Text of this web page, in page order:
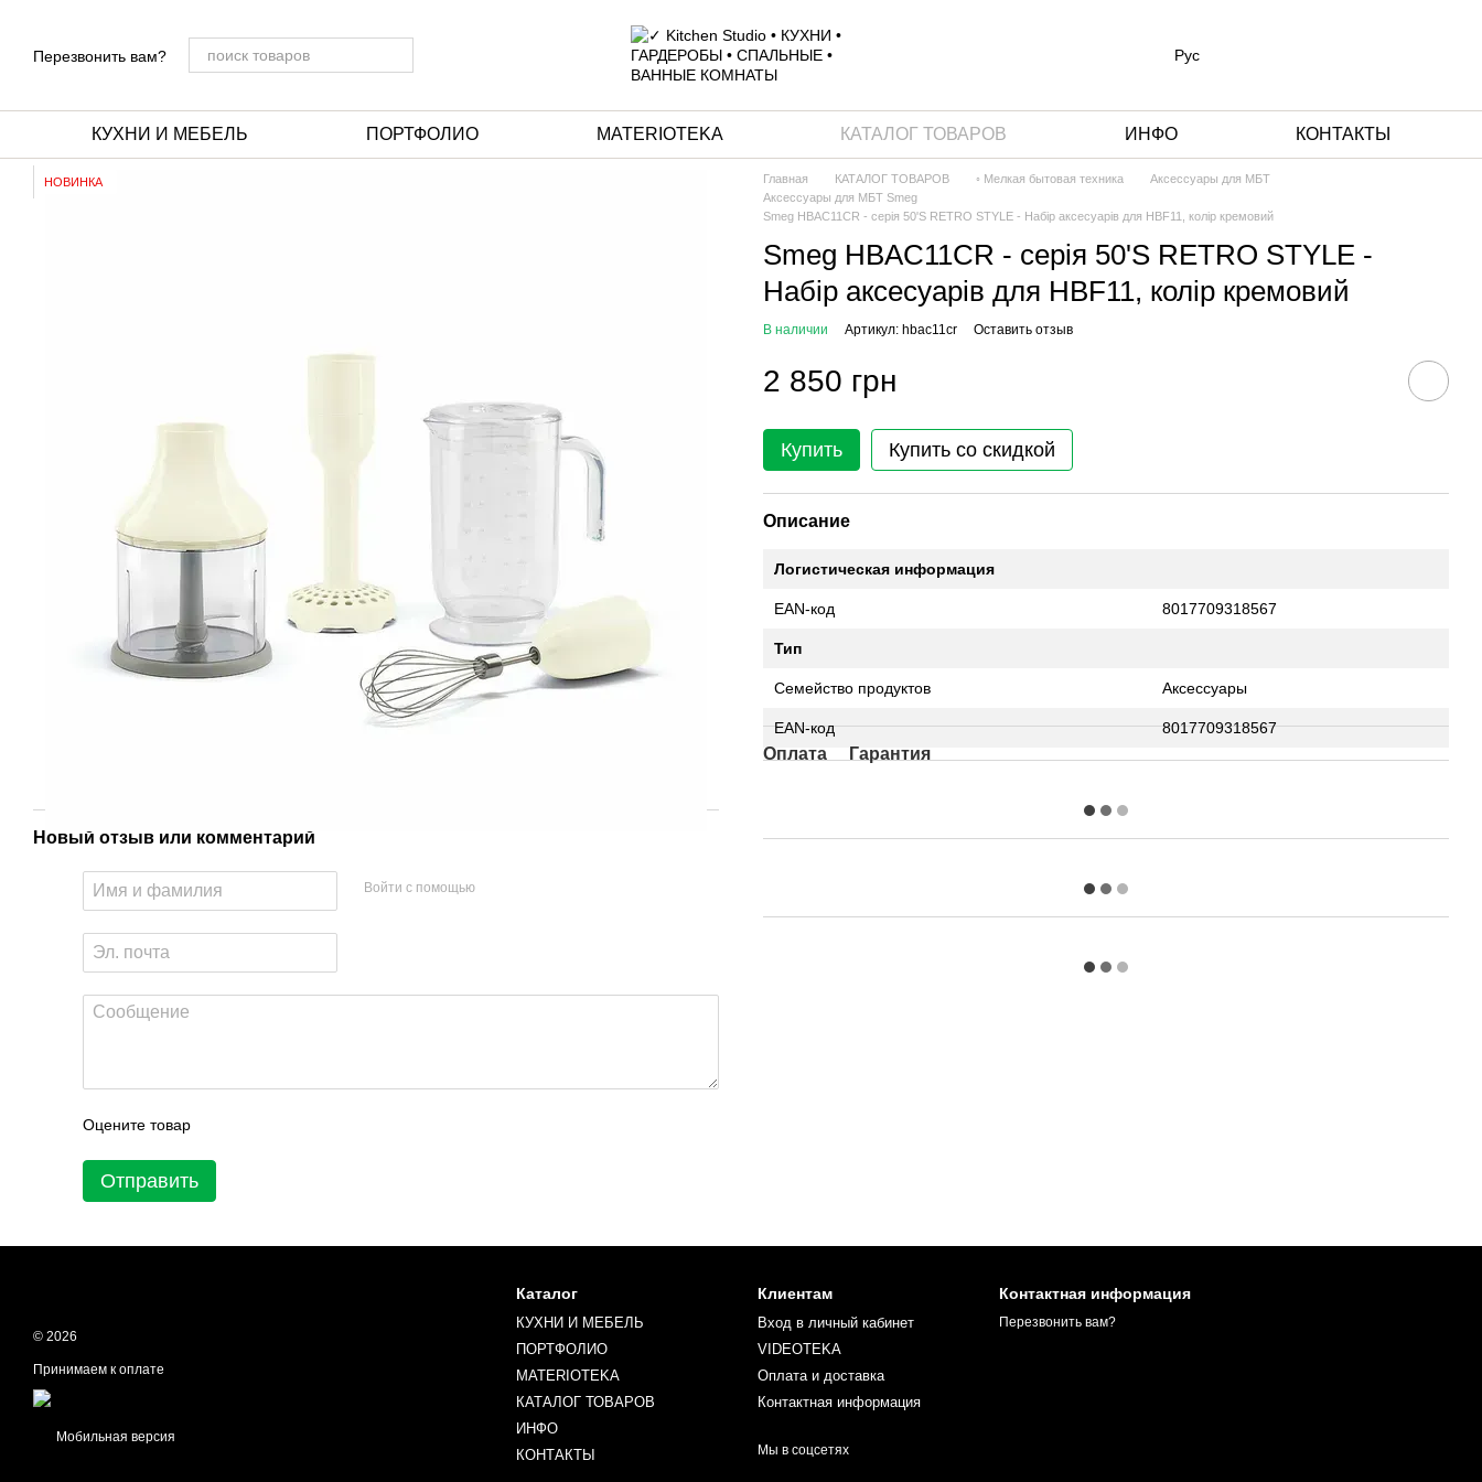
Перезвонить вам? Рус
КУХНИ И МЕБЕЛЬ ПОРТФОЛИО MATERIOTEKA КАТАЛОГ ТОВАРОВ ИНФО КОНТАКТЫ
НОВИНКА
Новый отзыв или комментарий
Войти с помощью
Оцените товар
Отправить
Главная КАТАЛОГ ТОВАРОВ ◦ Мелкая бытовая техника
Аксессуары для МБТ
Аксессуары для МБТ Smeg
Smeg HBAC11CR - серія 50'S RETRO STYLE - Набір аксесуарів для HBF11, колір кремовий
Smeg HBAC11CR - серія 50'S RETRO STYLE -
Набір аксесуарів для HBF11, колір кремовий
В наличии Артикул: hbac11cr Оставить отзыв
2 850 грн
Купить Купить со скидкой
Описание
Логистическая информация
EAN-код 8017709318567
Тип
Семейство продуктов Аксессуары
EAN-код 8017709318567
Оплата Гарантия
© 2026
Принимаем к оплате
Мобильная версия
Каталог
КУХНИ И МЕБЕЛЬ
ПОРТФОЛИО
MATERIOTEKA
КАТАЛОГ ТОВАРОВ
ИНФО
КОНТАКТЫ
Клиентам
Вход в личный кабинет
VIDEOTEKA
Оплата и доставка
Контактная информация
Мы в соцсетях
Контактная информация
Перезвонить вам?